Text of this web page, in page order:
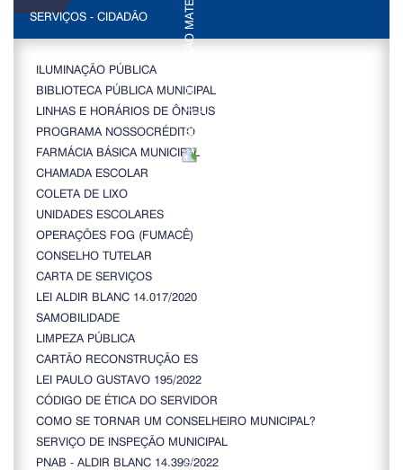
SERVIÇOS - CIDADÃO
ILUMINAÇÃO PÚBLICA
BIBLIOTECA PÚBLICA MUNICIPAL
LINHAS E HORÁRIOS DE ÔNIBUS
PROGRAMA NOSSOCRÉDITO
FARMÁCIA BÁSICA MUNICIPAL
CHAMADA ESCOLAR
COLETA DE LIXO
UNIDADES ESCOLARES
OPERAÇÕES FOG (FUMACÊ)
CONSELHO TUTELAR
CARTA DE SERVIÇOS
LEI ALDIR BLANC 14.017/2020
SAMOBILIDADE
LIMPEZA PÚBLICA
CARTÃO RECONSTRUÇÃO ES
LEI PAULO GUSTAVO 195/2022
CÓDIGO DE ÉTICA DO SERVIDOR
COMO SE TORNAR UM CONSELHEIRO MUNICIPAL?
SERVIÇO DE INSPEÇÃO MUNICIPAL
PNAB - ALDIR BLANC 14.399/2022